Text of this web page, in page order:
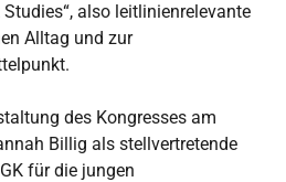
also leitlinienrelevante
Alltag und zur
des Kongresses am
Billig als stellvertretende
für die jungen